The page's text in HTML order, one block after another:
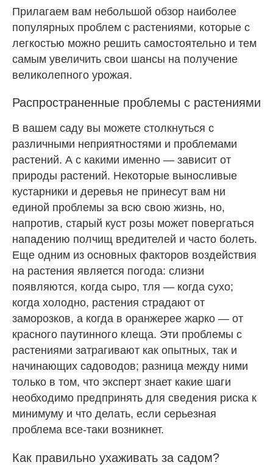
Прилагаем вам небольшой обзор наиболее
популярных проблем с растениями, которые с
легкостью можно решить самостоятельно и тем
самым увеличить свои шансы на получение
великолепного урожая.
Распространенные проблемы с растениями
В вашем саду вы можете столкнуться с
различными неприятностями и проблемами
растений. А с какими именно — зависит от
природы растений. Некоторые выносливые
кустарники и деревья не принесут вам ни
единой проблемы за всю свою жизнь, но,
напротив, старый куст розы может повергаться
нападению полчищ вредителей и часто болеть.
Еще одним из основных факторов воздействия
на растения является погода: слизни
появляются, когда сыро, тля — когда сухо;
когда холодно, растения страдают от
заморозков, а когда в оранжерее жарко — от
красного паутинного клеща. Эти проблемы с
растениями затрагивают как опытных, так и
начинающих садоводов; разница между ними
только в том, что эксперт знает какие шаги
необходимо предпринять для сведения риска к
минимуму и что делать, если серьезная
проблема все-таки возникнет.
Как правильно ухаживать за садом?